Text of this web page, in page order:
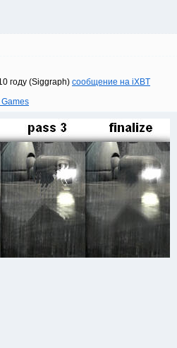
году (Siggraph) сообщение на iXBT